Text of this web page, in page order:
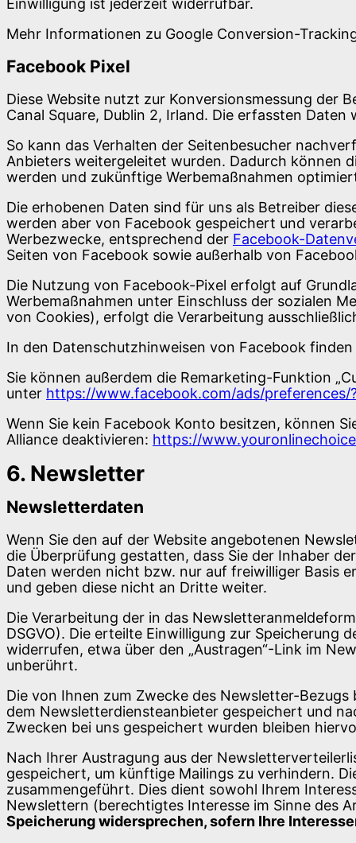
Einwilligung ist jederzeit widerrufbar.
Mehr Informationen zu Google Conversion-
Facebook Pixel
Diese Website nutzt zur Konversionsmessung der
Canal Square, Dublin 2, Irland. Die erfassten
So kann das Verhalten der Seitenbesucher
Anbieters weitergeleitet wurden. Dadurch können
werden und zukünftige Werbemaßnahmen
Die erhobenen Daten sind für uns als Betreiber
werden aber von Facebook gespeichert und
Werbezwecke, entsprechend der Facebook-
Seiten von Facebook sowie außerhalb von
Die Nutzung von Facebook-Pixel erfolgt auf
Werbemaßnahmen unter Einschluss der sozialen
von Cookies), erfolgt die Verarbeitung
In den Datenschutzhinweisen von Facebook
Sie können außerdem die Remarketing-Funktion
unter https://www.facebook.com/ads/preferences/
Wenn Sie kein Facebook Konto besitzen, können
Alliance deaktivieren: https://
6. Newsletter
Newsletter­daten
Wenn Sie den auf der Website angebotenen
die Überprüfung gestatten, dass Sie der Inhaber
Daten werden nicht bzw. nur auf freiwilliger Basis
und geben diese nicht an Dritte weiter.
Die Verarbeitung der in das
DSGVO). Die erteilte Einwilligung zur Speicherung
widerrufen, etwa über den „Austragen“-Link im
unberührt.
Die von Ihnen zum Zwecke des Newsletter-
dem Newsletterdiensteanbieter gespeichert und
Zwecken bei uns gespeichert wurden bleiben
Nach Ihrer Austragung aus der
gespeichert, um künftige Mailings zu verhindern.
zusammengeführt. Dies dient sowohl Ihrem
Newslettern (berechtigtes Interesse im Sinne des
Speicherung widersprechen, sofern Ihre